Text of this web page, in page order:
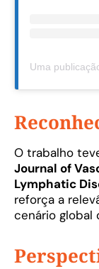
O trabalho
Journal of
Lymphatic
reforça a
cenário global